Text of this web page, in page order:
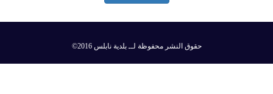
©2016 حقوق النشر محفوظة لــ بلدية نابلس